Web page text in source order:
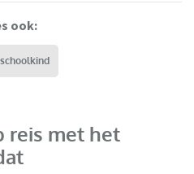
ook:
reis met het